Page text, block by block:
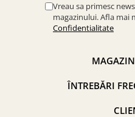
Vreau sa primesc
magazinului. Afla mai
Confidentialitate
ÎNTREBĂRI